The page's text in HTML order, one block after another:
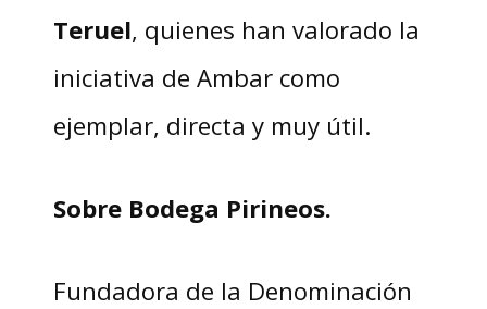
Teruel, quienes han valorado la
iniciativa de Ambar como
ejemplar, directa y muy útil.
Sobre Bodega Pirineos.
Fundadora de la Denominación